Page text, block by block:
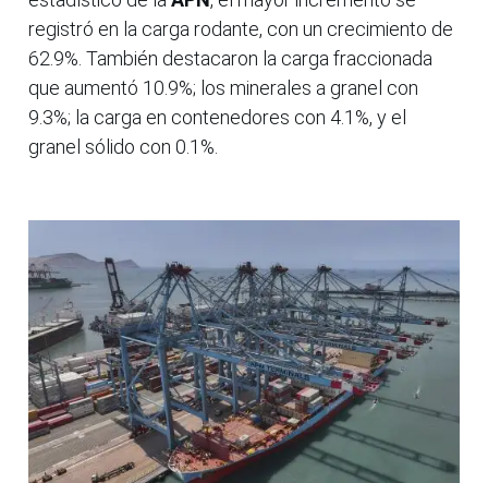
registró en la carga rodante, con un crecimiento de
62.9%. También destacaron la carga fraccionada
que aumentó 10.9%; los minerales a granel con
9.3%; la carga en contenedores con 4.1%, y el
granel sólido con 0.1%.